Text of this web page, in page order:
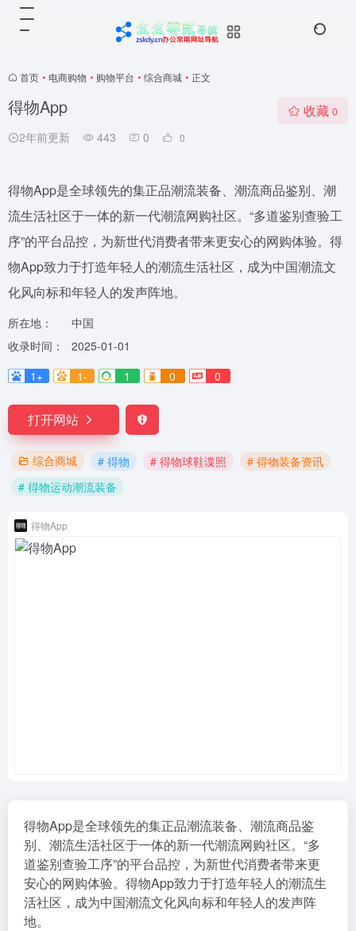
首页 • 电商购物 • 购物平台 • 综合商城 • 正文
得物App
2年前更新 443 0 0
收藏 0
得物App是全球领先的集正品潮流装备、潮流商品鉴别、潮
流生活社区于一体的新一代潮流网购社区。“多道鉴别查验工
序”的平台品控，为新世代消费者带来更安心的网购体验。得
物App致力于打造年轻人的潮流生活社区，成为中国潮流文
化风向标和年轻人的发声阵地。
所在地：
中国
收录时间：
2025-01-01
1+
1- 1 0 0
打开网站
综合商城 # 得物 # 得物球鞋谍照
# 得物装备资讯
# 得物运动潮流装备
得物App
得物App是全球领先的集正品潮流装备、潮流商品鉴
别、潮流生活社区于一体的新一代潮流网购社区。“多
道鉴别查验工序”的平台品控，为新世代消费者带来更
安心的网购体验。得物App致力于打造年轻人的潮流生
活社区，成为中国潮流文化风向标和年轻人的发声阵
地。